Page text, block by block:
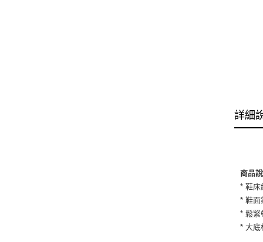
詳細
商品
* 鞋床
* 鞋面
* 鬆緊
* 大底